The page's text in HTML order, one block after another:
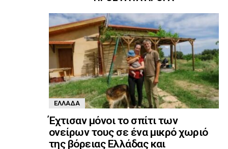
ΕΛΛΆΔΑ
Έχτισαν μόνοι το σπίτι των
ονείρων τους σε ένα μικρό χωριό
της βόρειας Ελλάδας και